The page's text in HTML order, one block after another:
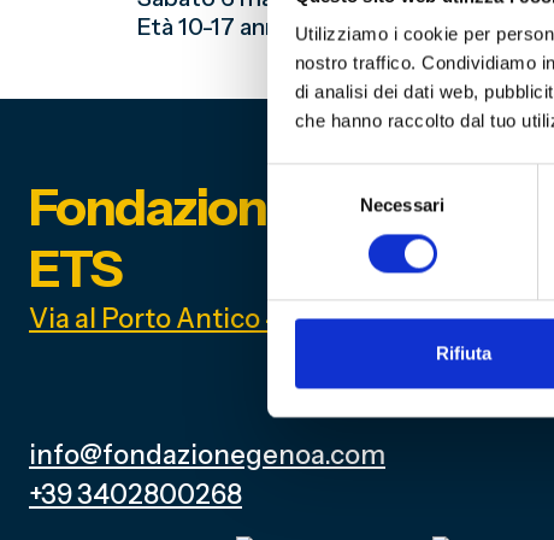
Utilizziamo i cookie per
nostro traffico. Condividiamo
di analisi dei dati web,
che hanno raccolto dal tuo
Necessari
Rifiuta
Età 10-17 anni a cura di Scuola di
Fondazione Genoa 1893
ETS
Via al Porto Antico 4 | 16128 Genova
info@fondazionegenoa.com
+39 3402800268